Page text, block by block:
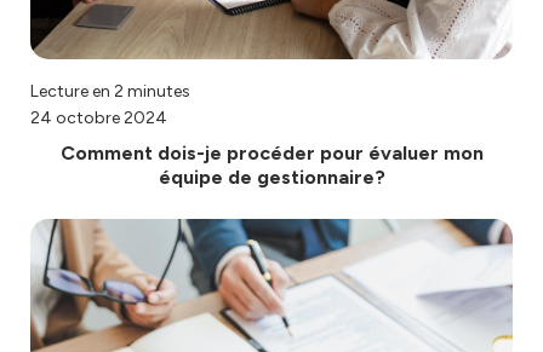
Lecture en 2 minutes
24 octobre 2024
Comment dois-je procéder pour évaluer mon
équipe de gestionnaire?